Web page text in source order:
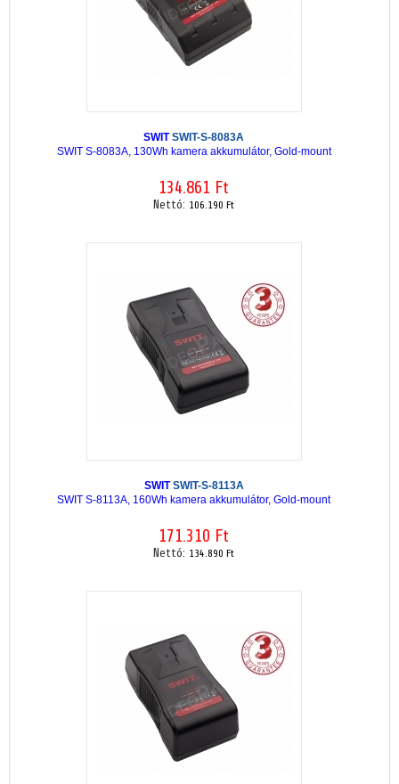
SWITSWIT-S-8083A
SWIT S-8083A, 130Wh kamera akkumulátor, Gold-mount
134.861 Ft
Nettó: 106.190 Ft
SWITSWIT-S-8113A
SWIT S-8113A, 160Wh kamera akkumulátor, Gold-mount
171.310 Ft
Nettó: 134.890 Ft